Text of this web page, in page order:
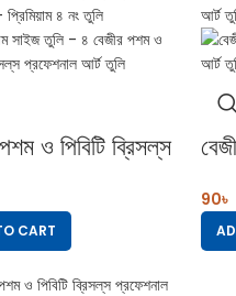
ও পিবিটি ব্রিসল্‌স
৪ নং তুলি
CART
90৳